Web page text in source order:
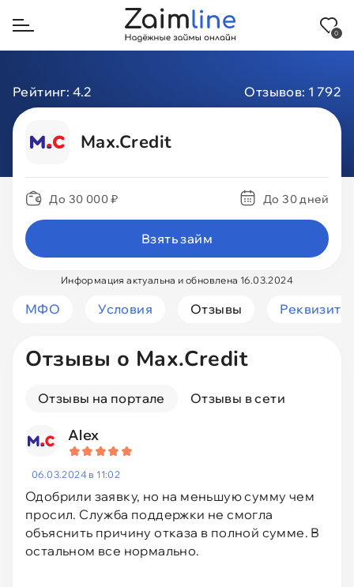
На Тинькофф
Через Госуслуги
Через СБП
Без процентов
Первый под 0
Быстрые
Без отказа
0
Рейтинг: 4.2 Отзывов: 1 792
Max.Credit
До 30 000 ₽ До 30 дней
Взять займ
Информация актуальна и обновлена 16.03.2024
МФО Условия Отзывы Реквизиты
Отзывы о Max.Credit
Отзывы на портале Отзывы в сети
Alex
06.03.2024 в 11:02
Одобрили заявку, но на меньшую сумму чем
просил. Служба поддержки не смогла
объяснить причину отказа в полной сумме. В
остальном все нормально.